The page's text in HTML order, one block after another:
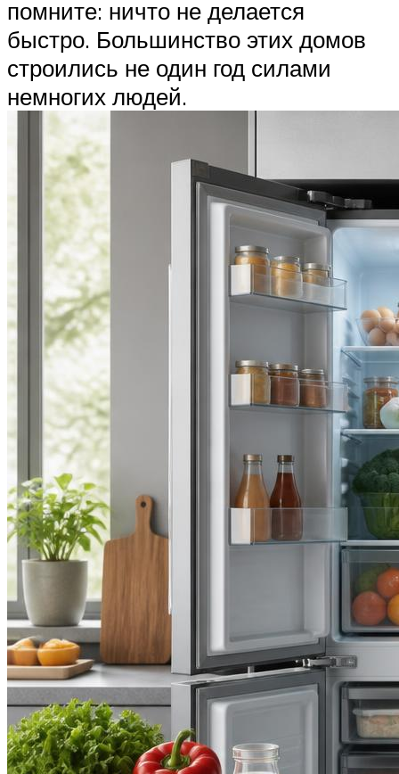
помните: ничто не делается
быстро. Большинство этих домов
строились не один год силами
немногих людей.